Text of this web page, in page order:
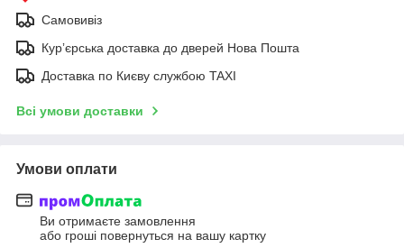
Самовивіз
Курʼєрська доставка до дверей Нова Пошта
Доставка по Києву службою TAXI
Всі умови доставки
Умови оплати
Ви отримаєте замовлення
або гроші повернуться на вашу картку